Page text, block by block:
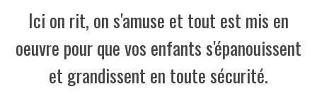
Ici on rit, on s'amuse et tout est mis en
oeuvre pour que vos enfants s'épanouissent
et grandissent en toute sécurité.